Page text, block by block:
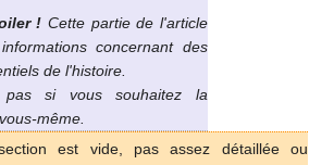
! Cette partie de l'article
concernant des
de l'histoire.
si vous souhaitez la
même.
est vide, pas assez détaillée ou